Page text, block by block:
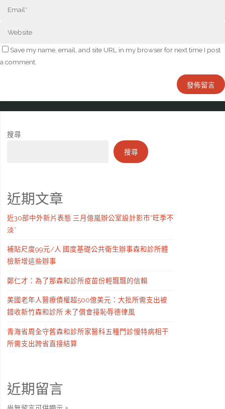
Save my name, email, and site URL in my browser for next time I post
a comment.
搜尋
搜尋
近期文章
近30部中外新片表態 三月億嵐辦公室設計影市“旺季不
淡”
補貼尺度99元/人 國度基礎公共衛生辦事森和診所體
檢新增這些辦事
鄭仁才：為了那森和診所疫苗份輕飄飄的信賴
美國老年人醫療債權超500億美元：大批所需支出被
錯收新竹森和診所 未了償會接恥辱德律風
青海省周全守舊森和診所家醫科五種門診慢特病相干
所需支出跨省直接結算
近期留言